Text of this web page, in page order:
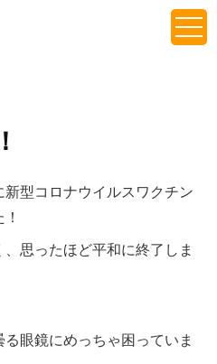
型コロナウイルスワクチン
思ったほど平和に終了しま
眼鏡にめっちゃ困っていま